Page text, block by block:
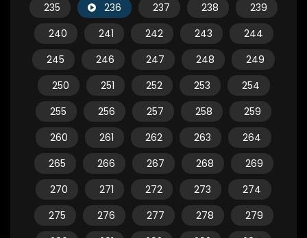
235
236 237 238
239
240
241 242 243
244
245
246 247 248
249
250
251 252 253
254
255
256 257 258
259
260
261 262 263
264
265
266 267 268
269
270
271 272 273
274
275
276 277 278
279